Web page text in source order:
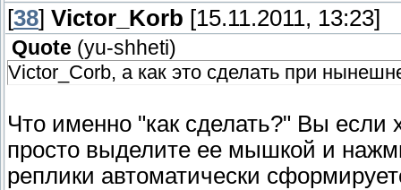
[38] Victor_Korb [15.11.2011, 13:23]
Quote (yu-shheti)
Victor_Corb, а как это сделать при
Что именно "как сделать?" Вы если
просто выделите ее мышкой и
реплики автоматически